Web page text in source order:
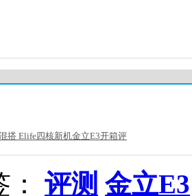
搭 Elife四核新机金立E3开箱评
评测 金立E3